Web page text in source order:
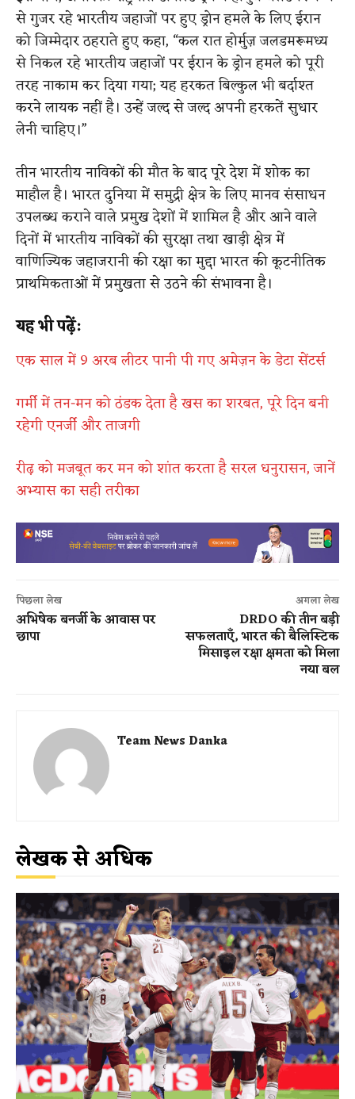
से गुजर रहे भारतीय जहाजों पर हुए ड्रोन हमले के लिए ईरान
को जिम्मेदार ठहराते हुए कहा, “कल रात होर्मुज़ जलडमरूमध्य
से निकल रहे भारतीय जहाजों पर ईरान के ड्रोन हमले को पूरी
तरह नाकाम कर दिया गया; यह हरकत बिल्कुल भी बर्दाश्त
करने लायक नहीं है। उन्हें जल्द से जल्द अपनी हरकतें सुधार
लेनी चाहिए।”
तीन भारतीय नाविकों की मौत के बाद पूरे देश में शोक का
माहौल है। भारत दुनिया में समुद्री क्षेत्र के लिए मानव संसाधन
उपलब्ध कराने वाले प्रमुख देशों में शामिल है और आने वाले
दिनों में भारतीय नाविकों की सुरक्षा तथा खाड़ी क्षेत्र में
वाणिज्यिक जहाजरानी की रक्षा का मुद्दा भारत की कूटनीतिक
प्राथमिकताओं में प्रमुखता से उठने की संभावना है।
यह भी पढ़ें:
एक साल में 9 अरब लीटर पानी पी गए अमेज़न के डेटा सेंटर्स
गर्मी में तन-मन को ठंडक देता है खस का शरबत, पूरे दिन बनी
रहेगी एनर्जी और ताजगी
रीढ़ को मजबूत कर मन को शांत करता है सरल धनुरासन, जानें
अभ्यास का सही तरीका
पिछला लेख
अभिषेक बनर्जी के आवास पर
छापा
अगला लेख
DRDO की तीन बड़ी
सफलताएँ, भारत की बैलिस्टिक
मिसाइल रक्षा क्षमता को मिला
नया बल
Team News Danka
लेखक से अधिक